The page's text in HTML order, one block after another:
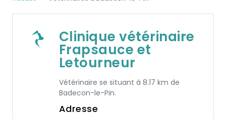
Clinique vétérinaire
Frapsauce et
Letourneur
Vétérinaire se situant à 8.17 km de
Badecon-le-Pin.
Adresse